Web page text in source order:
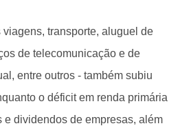
transporte, aluguel de
de telecomunicação e de
entre outros - também subiu
o déficit em renda primária
e dividendos de empresas, além